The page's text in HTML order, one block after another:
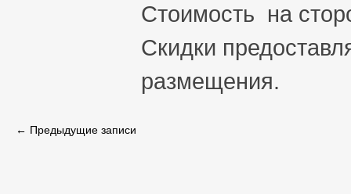
Стоимость на
Скидки
размещения.
← Предыдущие записи